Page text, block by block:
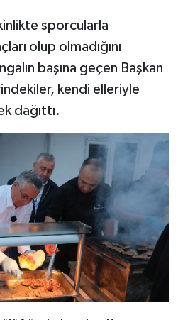
sporcularla
olup olmadığını
başına geçen Başkan
kendi elleriyle
dağıttı.